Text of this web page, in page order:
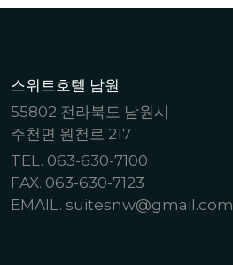
스위트호텔 남원
55802 전라북도 남원시
주천면 원천로 217
TEL. 063-630-7100
FAX. 063-630-7123
EMAIL. suitesnw@gmail.com